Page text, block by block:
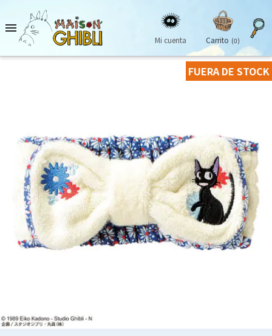

Mi cuenta Carrito (0)
FUERA DE STOCK